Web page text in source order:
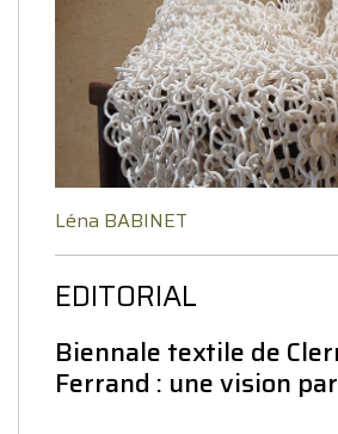
Léna BABINET
EDITORIAL
Biennale textile de
Ferrand : une vision